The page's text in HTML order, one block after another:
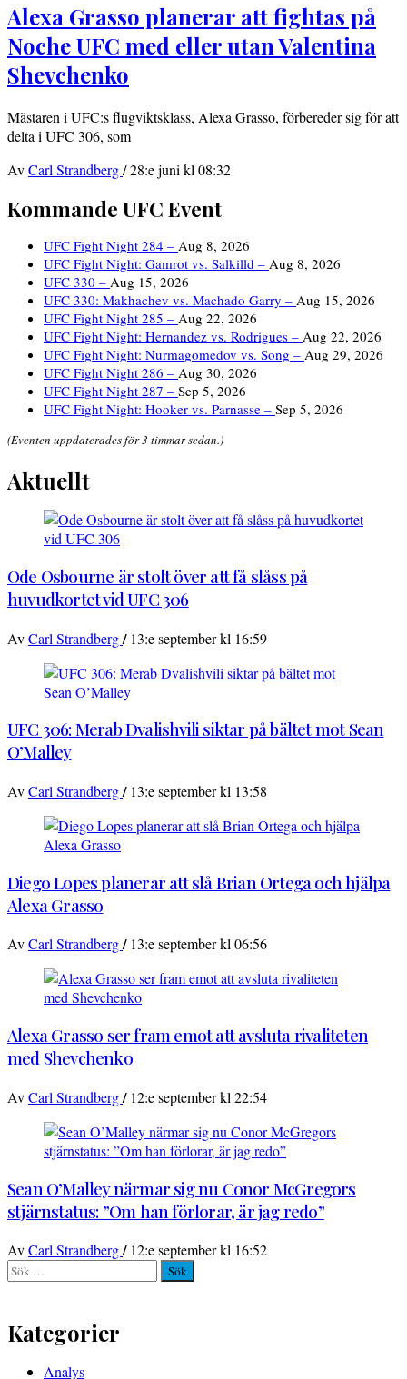
Alexa Grasso planerar att fightas på
Noche UFC med eller utan Valentina
Shevchenko
Mästaren i UFC:s flugviktsklass, Alexa Grasso, förbereder sig för att
delta i UFC 306, som
AvCarl Strandberg/28:e juni kl 08:32
Kommande UFC Event
UFC Fight Night 284 – Aug 8, 2026
UFC Fight Night: Gamrot vs. Salkilld – Aug 8, 2026
UFC 330 – Aug 15, 2026
UFC 330: Makhachev vs. Machado Garry – Aug 15, 2026
UFC Fight Night 285 – Aug 22, 2026
UFC Fight Night: Hernandez vs. Rodrigues – Aug 22, 2026
UFC Fight Night: Nurmagomedov vs. Song – Aug 29, 2026
UFC Fight Night 286 – Aug 30, 2026
UFC Fight Night 287 – Sep 5, 2026
UFC Fight Night: Hooker vs. Parnasse – Sep 5, 2026
(Eventen uppdaterades för 3 timmar sedan.)
Aktuellt
Ode Osbourne är stolt över att få slåss på
huvudkortet vid UFC 306
AvCarl Strandberg/ 13:e september kl 16:59
UFC 306: Merab Dvalishvili siktar på bältet mot Sean
O’Malley
AvCarl Strandberg/ 13:e september kl 13:58
Diego Lopes planerar att slå Brian Ortega och hjälpa
Alexa Grasso
AvCarl Strandberg/ 13:e september kl 06:56
Alexa Grasso ser fram emot att avsluta rivaliteten
med Shevchenko
AvCarl Strandberg/ 12:e september kl 22:54
Sean O’Malley närmar sig nu Conor McGregors
stjärnstatus: ”Om han förlorar, är jag redo”
AvCarl Strandberg/ 12:e september kl 16:52
Sök
efter:
Kategorier
Analys